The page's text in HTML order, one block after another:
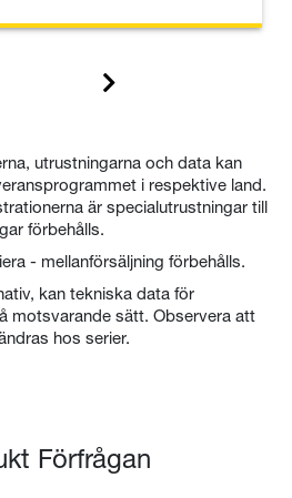
utrustningarna och data kan
i respektive land.
är specialutrustningar till
förbehålls.
- mellanförsäljning förbehålls.
kan tekniska data för
motsvarande sätt. Observera att
hos serier.
Förfrågan